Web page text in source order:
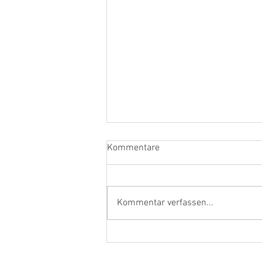
Kommentare
Kommentar verfassen...